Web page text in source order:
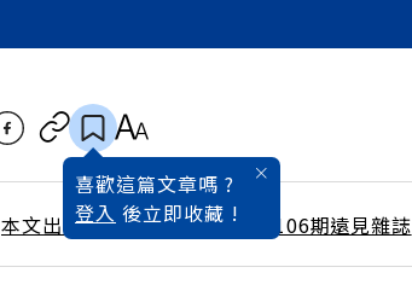
喜歡這篇文章嗎 ?
登入 後立即收藏 !
本文出自 1995 / 4月號雜誌 第106期遠見雜誌